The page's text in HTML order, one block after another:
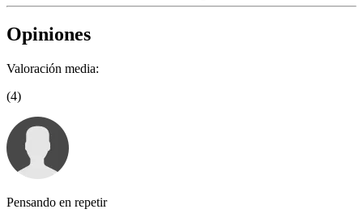
Opiniones
Valoración media:
(4)
Pensando en repetir